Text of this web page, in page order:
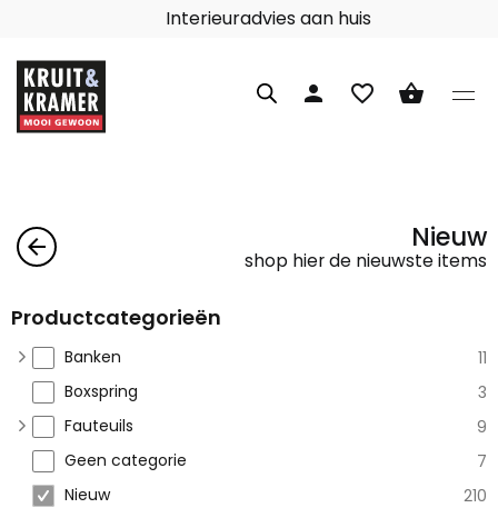
Interieuradvies aan huis
person favorite_border shopping_basket
arrow_back Nieuw
shop hier de nieuwste items
Productcategorieën
Banken
11
Boxspring
3
Fauteuils
9
Geen categorie
7
Nieuw
210